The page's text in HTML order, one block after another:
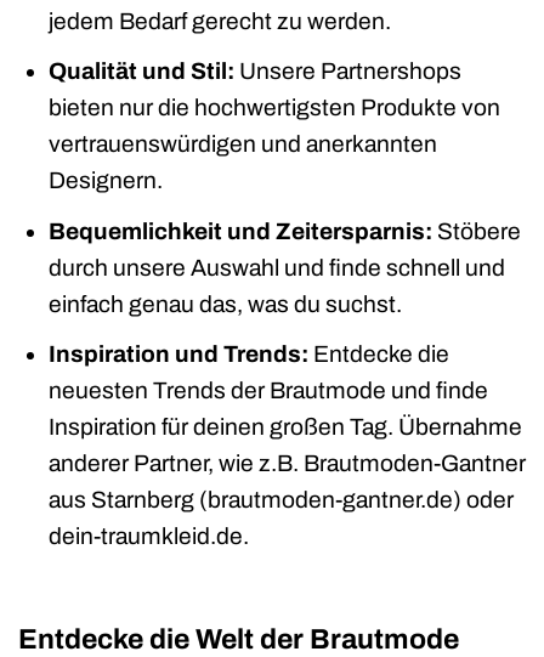
jedem Bedarf gerecht zu werden.
Qualität und Stil: Unsere Partnershops
bieten nur die hochwertigsten Produkte von
vertrauenswürdigen und anerkannten
Designern.
Bequemlichkeit und Zeitersparnis: Stöbere
durch unsere Auswahl und finde schnell und
einfach genau das, was du suchst.
Inspiration und Trends: Entdecke die
neuesten Trends der Brautmode und finde
Inspiration für deinen großen Tag. Übernahme
anderer Partner, wie z.B. Brautmoden-Gantner
aus Starnberg (brautmoden-gantner.de) oder
dein-traumkleid.de.
Entdecke die Welt der Brautmode